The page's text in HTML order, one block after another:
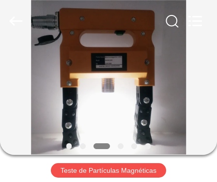
CASA
PRODUTOS
EXCURSÃO
CORPORATION.
Teste de Partículas Magnéticas